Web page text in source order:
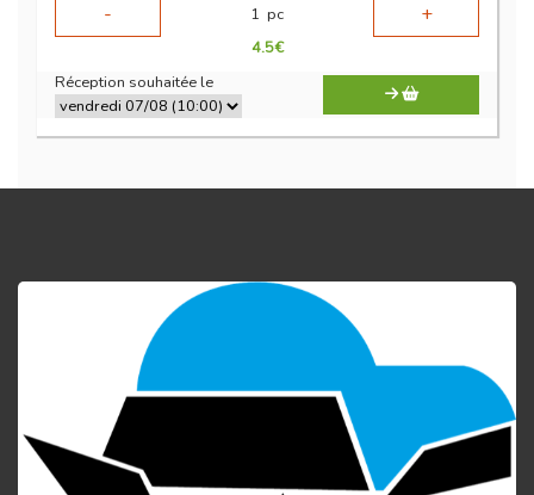
-
1 pc +
4.5€
Réception souhaitée le